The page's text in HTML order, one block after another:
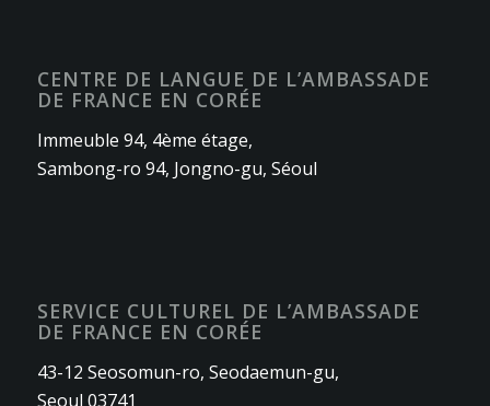
CENTRE DE LANGUE DE L’AMBASSADE
DE FRANCE EN CORÉE
Immeuble 94, 4ème étage,
Sambong-ro 94, Jongno-gu, Séoul
SERVICE CULTUREL DE L’AMBASSADE
DE FRANCE EN CORÉE
43-12 Seosomun-ro, Seodaemun-gu,
Seoul 03741